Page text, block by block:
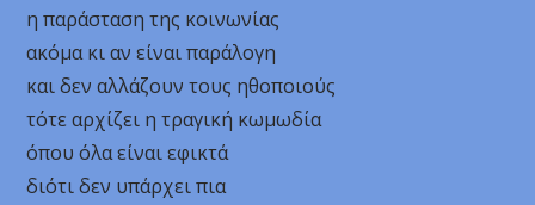
η παράσταση της κοινωνίας
ακόμα κι αν είναι παράλογη
και δεν αλλάζουν τους ηθοποιούς
τότε αρχίζει η τραγική κωμωδία
όπου όλα είναι εφικτά
διότι δεν υπάρχει πια